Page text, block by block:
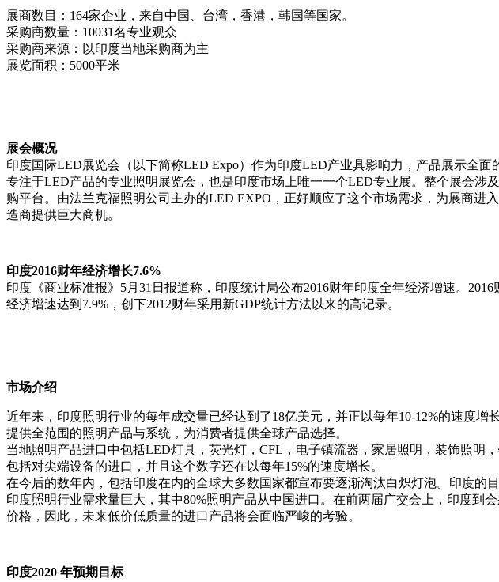
展商数目： 164家企业，来自中国、台湾，香港，韩国等国家。
采购商数量： 10031名专业观众
采购商来源：以印度当地采购商为主
展览面积： 5000平米
展会概况
印度国际LED展览会（以下简称LED Expo）作为印度LED产业具影响力，产品展示全面
专注于LED产品的专业照明展览会，也是印度市场上唯一一个LED专业展。整个展会涉
购平台。由法兰克福照明公司主办的LED EXPO ，正好顺应了这个市场需求，为展商进
造商提供巨大商机。
印度2016财年经济增长7.6%
印度《商业标准报》 5月 31 日报道称，印度统计局公布2016财年印度全年经济增速。 2016
经济增速达到 7.9% ，创下2012财年采用新GDP统计方法以来的高记录。
市场介绍
近年来，印度照明行业的每年成交量已经达到了18亿美元，并正以每年10-12%的速度增
提供全范围的照明产品与系统，为消费者提供全球产品选择。
当地照明产品进口中包括LED灯具，荧光灯， CFL ，电子镇流器，家居照明，装饰照明
包括对尖端设备的进口，并且这个数字还在以每年15%的速度增长。
在今后的数年内，包括印度在内的全球大多数国家都宣布要逐渐淘汰白炽灯泡。印度的
印度照明行业需求量巨大，其中80%照明产品从中国进口。在前两届广交会上，印度到
价格，因此，未来低价低质量的进口产品将会面临严峻的考验。
印度2020 年预期目标